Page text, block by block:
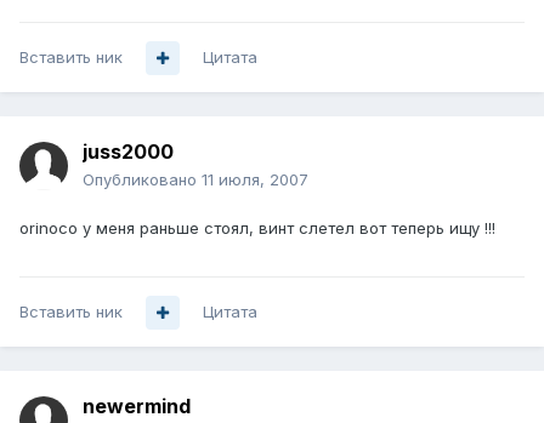
Вставить ник Цитата
juss2000
Опубликовано 11 июля, 2007
orinoco у меня раньше стоял, винт слетел вот теперь ищу !!!
Вставить ник Цитата
newermind